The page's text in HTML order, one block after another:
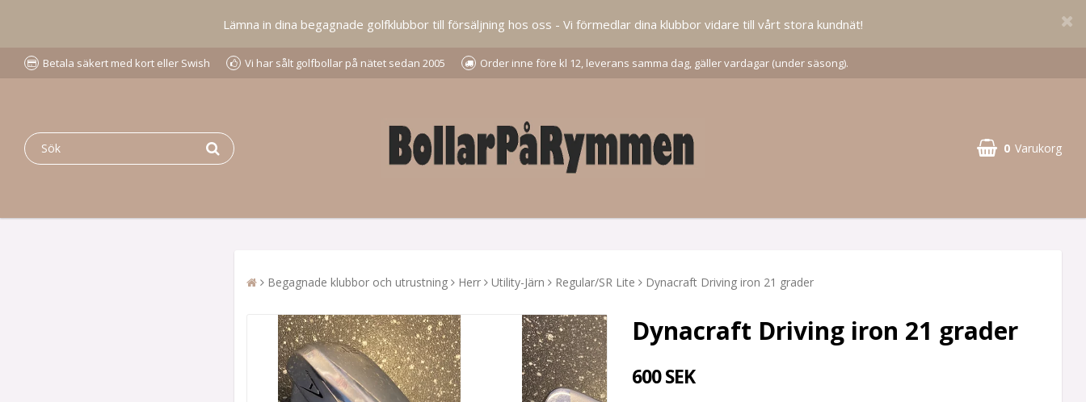
Lämna in dina begagnade golfklubbor till försäljning hos oss - Vi förmedlar dina klubbor vidare till vårt stora kundnät!
Betala säkert med kort eller Swish Vi har sålt golfbollar på nätet sedan 2005 Order inne före kl 12, leverans samma dag, gäller vardagar (under säsong).
0 Varukorg
Begagnade klubbor och utrustning Herr Utility-Järn Regular/SR Lite Dynacraft Driving iron 21 grader
Dynacraft Driving iron 21 grader
600 SEK